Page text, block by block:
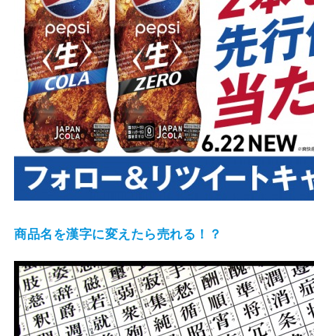
商品名を漢字に変えたら売れる！？